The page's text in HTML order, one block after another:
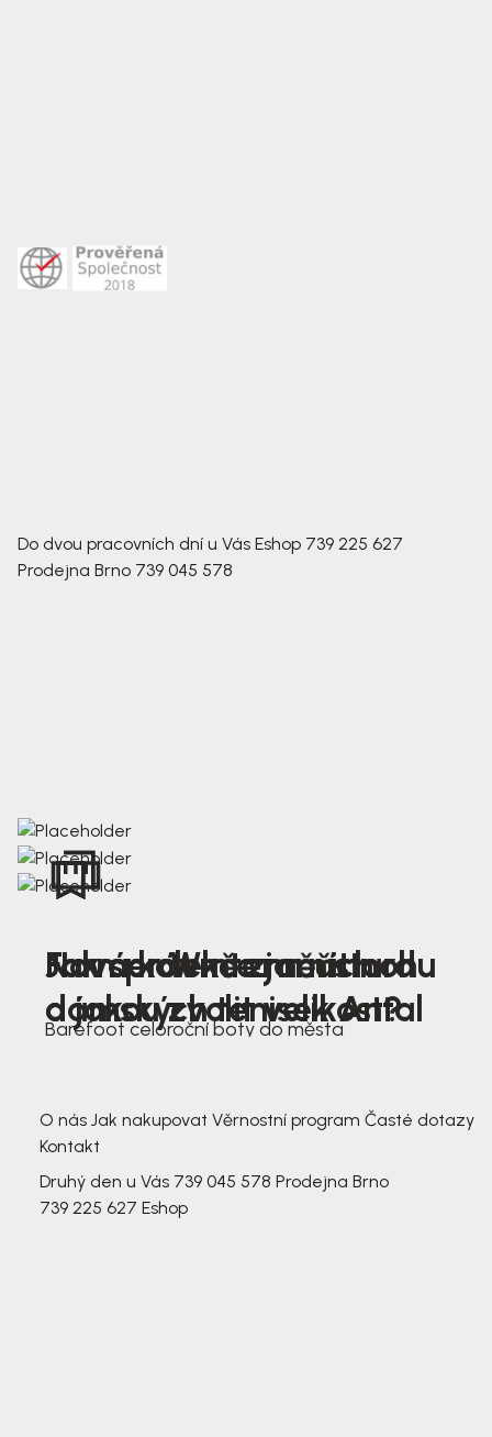
Do dvou pracovních dní u Vás Eshop 739 225 627
Prodejna Brno 739 045 578
Nová kolekce jarních
dámských tenisek Antal
Jak správně změřit nohu
a jakou zvolit velikost?
Farmer Winter mustard
Barefoot celoroční boty do města
O nás Jak nakupovat Věrnostní program Časté dotazy
Kontakt
Druhý den u Vás 739 045 578 Prodejna Brno
739 225 627 Eshop